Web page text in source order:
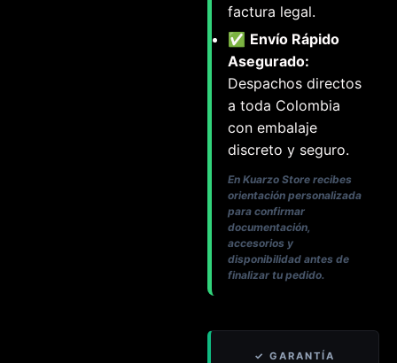
factura legal.
✅ Envío Rápido
Asegurado:
Despachos directos
a toda Colombia
con embalaje
discreto y seguro.
En Kuarzo Store recibes
orientación personalizada
para confirmar
documentación,
accesorios y
disponibilidad antes de
finalizar tu pedido.